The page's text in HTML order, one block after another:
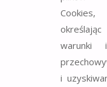
Cookies,
określając
warunki
i